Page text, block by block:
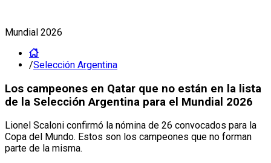
Mundial 2026
/Selección Argentina
Los campeones en Qatar que no están en la lista
de la Selección Argentina para el Mundial 2026
Lionel Scaloni confirmó la nómina de 26 convocados para la
Copa del Mundo. Estos son los campeones que no forman
parte de la misma.